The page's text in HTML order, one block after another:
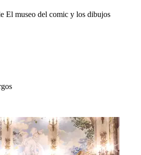
El museo del comic y los dibujos